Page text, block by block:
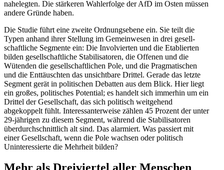
nahelegten. Die stärkeren Wahler­folge der AfD im Osten müssen
andere Gründe haben.
Die Studie führt eine zweite Ordnungs­ebene ein. Sie teilt die
Typen anhand ihrer Stellung im Gemein­wesen in drei gesell­
schaft­liche Segmente ein: Die Invol­vierten und die Etablierten
bilden gesell­schaft­liche Stabi­li­sa­toren, die Offenen und die
Wütenden die gesell­schaft­lichen Pole, und die Pragma­ti­schen
und die Enttäuschten das unsichtbare Drittel. Gerade das letzte
Segment gerät in politi­schen Debatten aus dem Blick. Hier liegt
ein großes, politi­sches Potential; es handelt sich immerhin um ein
Drittel der Gesell­schaft, das sich politisch weitgehend
abgekoppelt fühlt. Inter­es­san­ter­weise zählen 45 Prozent der unter
29-jährigen zu diesem Segment, während die Stabi­li­sa­toren
überdurch­schnittlich alt sind. Das alarmiert. Was passiert mit
einer Gesell­schaft, wenn die Pole wachsen oder politisch
Uninter­es­sierte die Mehrheit bilden?